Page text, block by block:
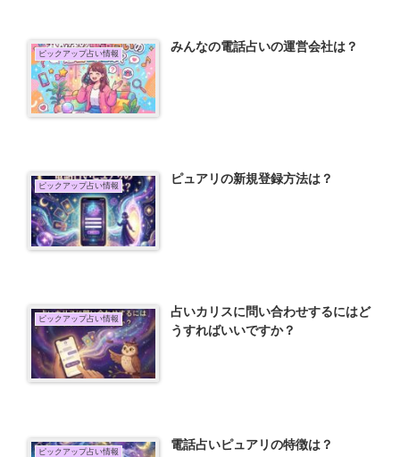
ピックアップ占い情報 みんなの電話占いの運営会社は？
ピックアップ占い情報 ピュアリの新規登録方法は？
ピックアップ占い情報
占いカリスに問い合わせするにはど
うすればいいですか？
ピックアップ占い情報 電話占いピュアリの特徴は？